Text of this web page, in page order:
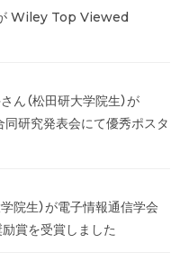
が Wiley Top Viewed
ん（松田研大学院生）が
研究発表会にて優秀ポスタ
院生）が電子情報通信学会
賞を受賞しました